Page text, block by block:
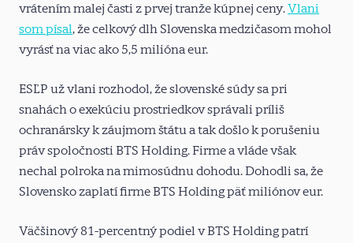
vrátením malej časti z prvej tranže kúpnej ceny.Vlani
som písal, že celkový dlh Slovenska medzičasom mohol
vyrásť na viac ako 5,5 milióna eur.
ESĽP už vlani rozhodol, že slovenské súdy sa pri
snahách o exekúciu prostriedkov správali príliš
ochranársky k záujmom štátu a tak došlo k porušeniu
práv spoločnosti BTS Holding. Firme a vláde však
nechal polroka na mimosúdnu dohodu. Dohodli sa, že
Slovensko zaplatí firme BTS Holding päť miliónov eur.
Väčšinový 81-percentný podiel v BTS Holding patrí